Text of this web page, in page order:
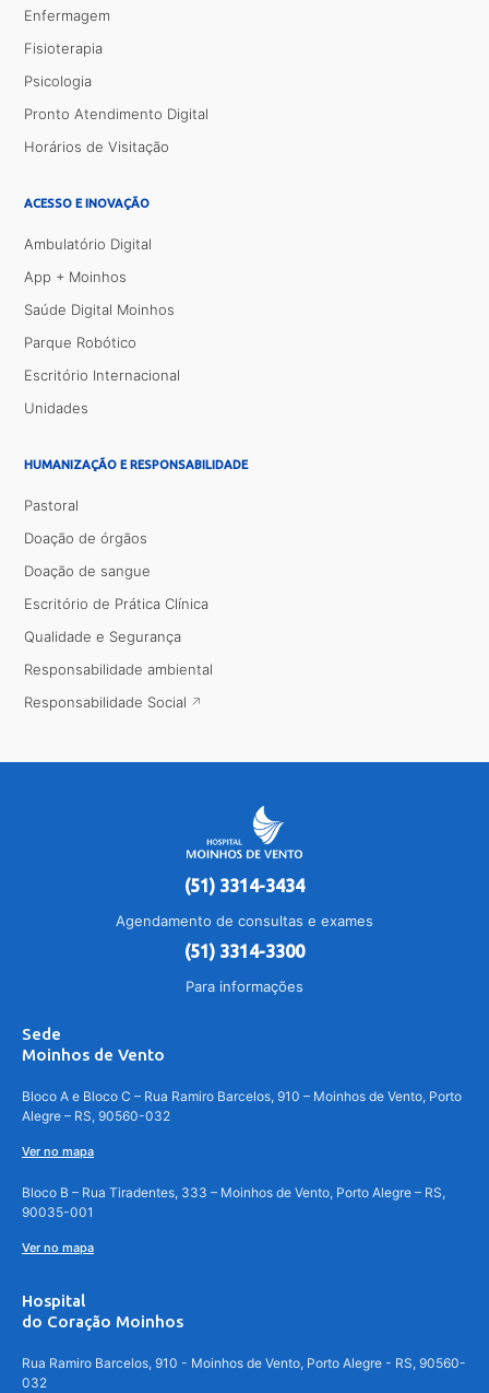
Enfermagem
Fisioterapia
Psicologia
Pronto Atendimento Digital
Horários de Visitação
ACESSO E INOVAÇÃO
Ambulatório Digital
App + Moinhos
Saúde Digital Moinhos
Parque Robótico
Escritório Internacional
Unidades
HUMANIZAÇÃO E RESPONSABILIDADE
Pastoral
Doação de órgãos
Doação de sangue
Escritório de Prática Clínica
Qualidade e Segurança
Responsabilidade ambiental
Responsabilidade Social
(51) 3314-3434
Agendamento de consultas e exames
(51) 3314-3300
Para informações
Sede
Moinhos de Vento
Bloco A e Bloco C – Rua Ramiro Barcelos, 910 – Moinhos de Vento, Porto
Alegre – RS, 90560-032
Ver no mapa
Bloco B – Rua Tiradentes, 333 – Moinhos de Vento, Porto Alegre – RS,
90035-001
Ver no mapa
Hospital
do Coração Moinhos
Rua Ramiro Barcelos, 910 - Moinhos de Vento, Porto Alegre - RS, 90560-
032